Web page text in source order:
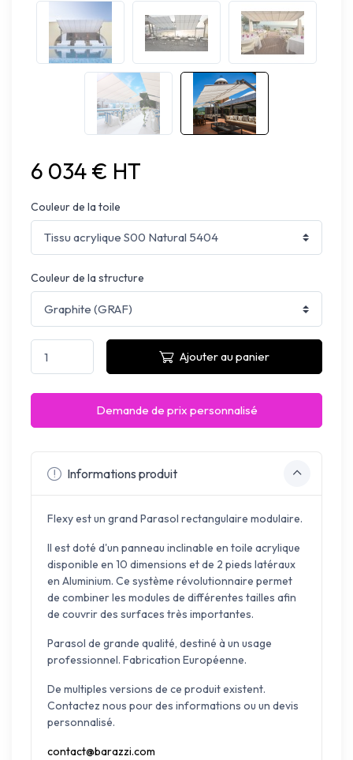
6 034 € HT
Couleur de la toile
Couleur de la structure
Ajouter au panier
Demande de prix personnalisé
Informations produit
Flexy est un grand Parasol rectangulaire modulaire.
Il est doté d'un panneau inclinable en toile acrylique
disponible en 10 dimensions et de 2 pieds latéraux
en Aluminium. Ce système révolutionnaire permet
de combiner les modules de différentes tailles afin
de couvrir des surfaces très importantes.
Parasol de grande qualité, destiné à un usage
professionnel. Fabrication Européenne.
De multiples versions de ce produit existent.
Contactez nous pour des informations ou un devis
personnalisé.
contact@barazzi.com